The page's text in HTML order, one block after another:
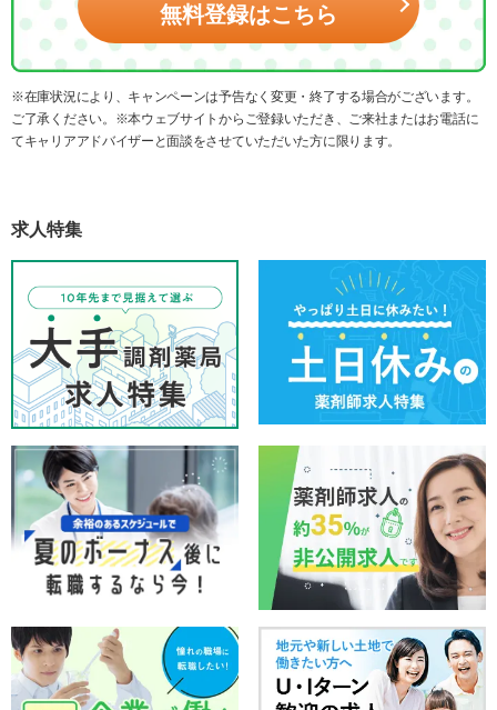
無料登録はこちら
※在庫状況により、キャンペーンは予告なく変更・終了する場合がございます。
ご了承ください。※本ウェブサイトからご登録いただき、ご来社またはお電話に
てキャリアアドバイザーと面談をさせていただいた方に限ります。
求人特集